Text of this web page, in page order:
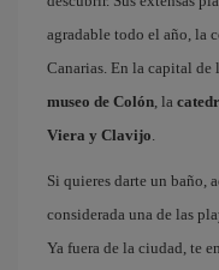
agradable todo el año, la
Canarias. En la capital de
museo de Colón, la
Viera y Clavijo.
Si quieres darte un baño,
considerada una de las
Ya fuera de la ciudad, te